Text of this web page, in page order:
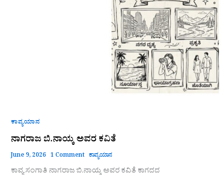
ಕಾವ್ಯಯಾನ
ನಾಗರಾಜ ಬಿ.ನಾಯ್ಕ ಅವರ ಕವಿತೆ
June 9, 2026 1 Comment ಕಾವ್ಯಯಾನ
ಕಾವ್ಯ ಸಂಗಾತಿ ನಾಗರಾಜ ಬಿ.ನಾಯ್ಕ ಅವರ ಕವಿತೆ ಕಾಗದದ